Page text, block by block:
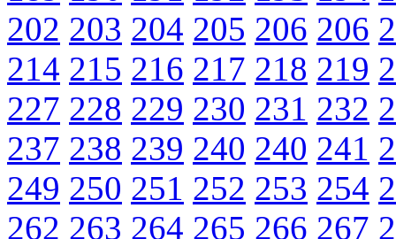
202 203 204 205 206 206
214 215 216 217 218 219
227 228 229 230 231 232
237 238 239 240 240 241
249 250 251 252 253 254
262 263 264 265 266 267